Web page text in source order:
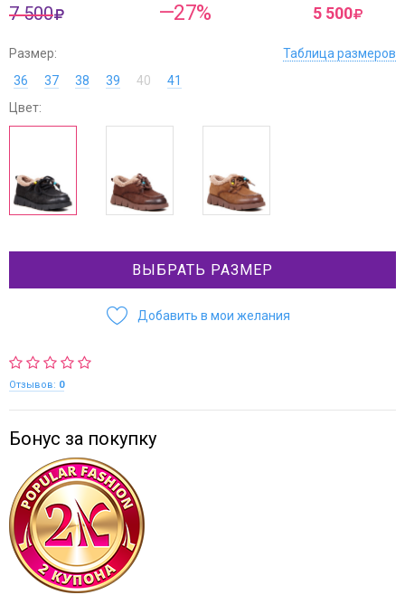
7 500 —27% 5 500
Размер:
Таблица размеров
36
37 38 39 40
41
Цвет:
ВЫБРАТЬ РАЗМЕР
Добавить в мои желания
Отзывов: 0
Бонус за покупку